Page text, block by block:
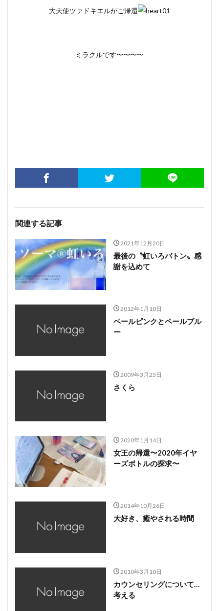
大天使ツァドキエルがご帰還
ミラクルです〜〜〜〜
関連する記事
2021年12月20日
最後の〝虹いろバトン〟感
謝を込めて
2012年1月10日
ペールピンクとペールブル
ー
2009年3月25日
さくら
2020年1月14日
女王の帰還〜2020年イヤ
ーズボトルの探求〜
2014年10月26日
大好き、癒やされる時間
2010年3月10日
カウンセリングについて…
考える